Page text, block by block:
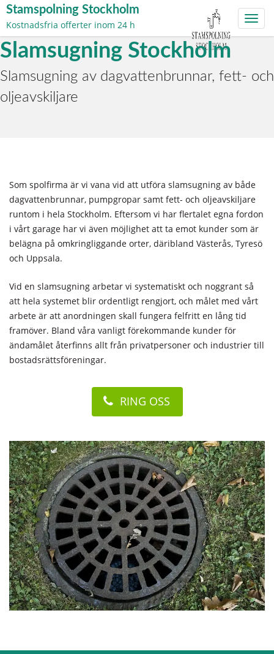
Stamspolning Stockholm
Kostnadsfria offerter inom 24 h
Skip
to
content
Slamsugning Stockholm
Slamsugning av dagvattenbrunnar, fett- och
oljeavskiljare
Som spolfirma är vi vana vid att utföra slamsugning av både
dagvattenbrunnar, pumpgropar samt fett- och oljeavskiljare
runtom i hela Stockholm. Eftersom vi har flertalet egna fordon
i vårt garage har vi även möjlighet att ta emot kunder som är
belägna på omkringliggande orter, däribland Västerås, Tyresö
och Uppsala.
Vid en slamsugning arbetar vi systematiskt och noggrant så
att hela systemet blir ordentligt rengjort, och målet med vårt
arbete är att anordningen skall fungera felfritt en lång tid
framöver. Bland våra vanligt förekommande kunder för
ändamålet återfinns allt från privatpersoner och industrier till
bostadsrättsföreningar.
RING OSS